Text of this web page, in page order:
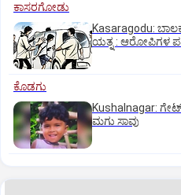
ಕಾಸರಗೋಡು
Kasaragodu:
ಯತ್ನ : ಆರೋಪಿಗಳ
ಕೊಡಗು
Kushalnagar:
ಮಗು ಸಾವು